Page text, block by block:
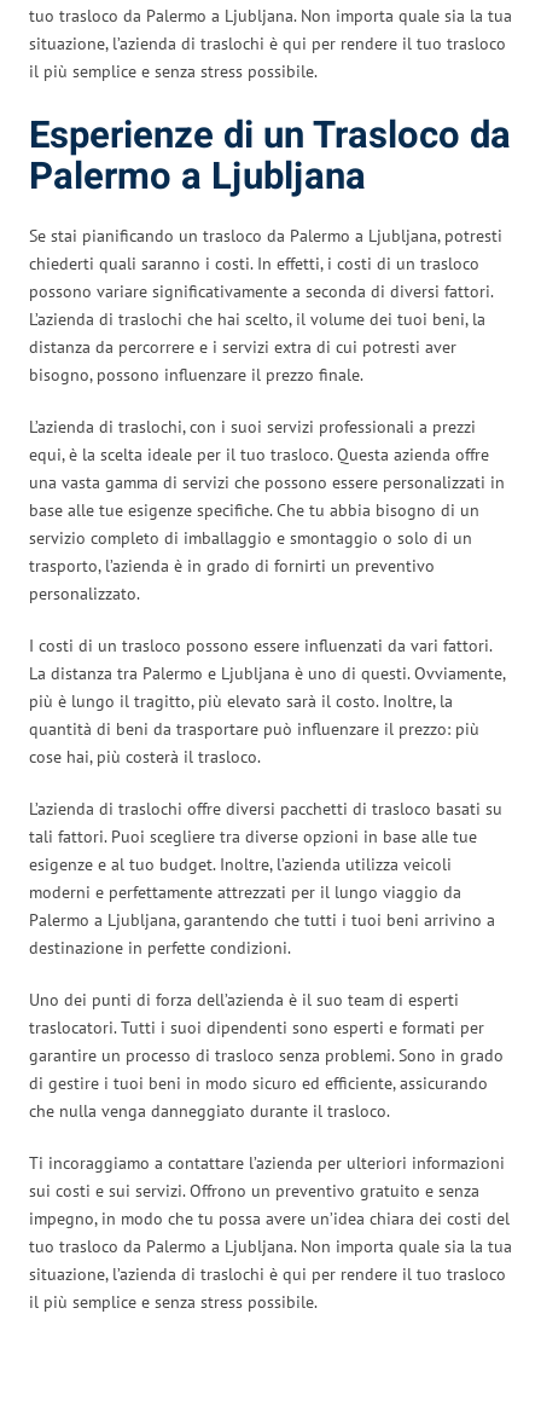
tuo trasloco da Palermo a Ljubljana. Non importa quale sia la tua
situazione, l’azienda di traslochi è qui per rendere il tuo trasloco
il più semplice e senza stress possibile.
Esperienze di un Trasloco da
Palermo a Ljubljana
Se stai pianificando un trasloco da Palermo a Ljubljana, potresti
chiederti quali saranno i costi. In effetti, i costi di un trasloco
possono variare significativamente a seconda di diversi fattori.
L’azienda di traslochi che hai scelto, il volume dei tuoi beni, la
distanza da percorrere e i servizi extra di cui potresti aver
bisogno, possono influenzare il prezzo finale.
L’azienda di traslochi, con i suoi servizi professionali a prezzi
equi, è la scelta ideale per il tuo trasloco. Questa azienda offre
una vasta gamma di servizi che possono essere personalizzati in
base alle tue esigenze specifiche. Che tu abbia bisogno di un
servizio completo di imballaggio e smontaggio o solo di un
trasporto, l’azienda è in grado di fornirti un preventivo
personalizzato.
I costi di un trasloco possono essere influenzati da vari fattori.
La distanza tra Palermo e Ljubljana è uno di questi. Ovviamente,
più è lungo il tragitto, più elevato sarà il costo. Inoltre, la
quantità di beni da trasportare può influenzare il prezzo: più
cose hai, più costerà il trasloco.
L’azienda di traslochi offre diversi pacchetti di trasloco basati su
tali fattori. Puoi scegliere tra diverse opzioni in base alle tue
esigenze e al tuo budget. Inoltre, l’azienda utilizza veicoli
moderni e perfettamente attrezzati per il lungo viaggio da
Palermo a Ljubljana, garantendo che tutti i tuoi beni arrivino a
destinazione in perfette condizioni.
Uno dei punti di forza dell’azienda è il suo team di esperti
traslocatori. Tutti i suoi dipendenti sono esperti e formati per
garantire un processo di trasloco senza problemi. Sono in grado
di gestire i tuoi beni in modo sicuro ed efficiente, assicurando
che nulla venga danneggiato durante il trasloco.
Ti incoraggiamo a contattare l’azienda per ulteriori informazioni
sui costi e sui servizi. Offrono un preventivo gratuito e senza
impegno, in modo che tu possa avere un’idea chiara dei costi del
tuo trasloco da Palermo a Ljubljana. Non importa quale sia la tua
situazione, l’azienda di traslochi è qui per rendere il tuo trasloco
il più semplice e senza stress possibile.